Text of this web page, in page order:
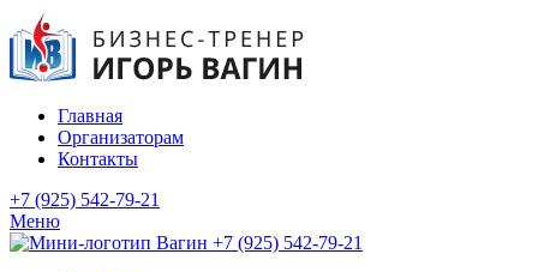
Главная
Организаторам
Контакты
+7 (925) 542-79-21
Меню
+7 (925) 542-79-21